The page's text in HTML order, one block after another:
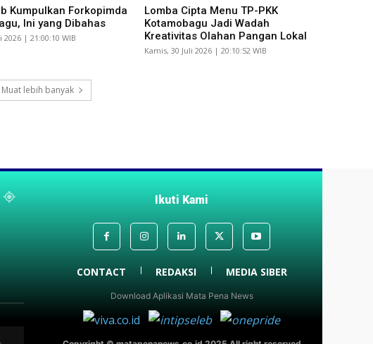
Kumpulkan Forkopimda
Ini yang Dibahas
2026 | 21:00:10 WIB
Lomba Cipta Menu TP-PKK
Kotamobagu Jadi Wadah
Kreativitas Olahan Pangan Lokal
Kamis, 30 Juli 2026 | 20:10:52 WIB
Muat lebih banyak
Ikuti Kami
CONTACT REDAKSI MEDIA SIBER
Download Aplikasi Mata Pena News